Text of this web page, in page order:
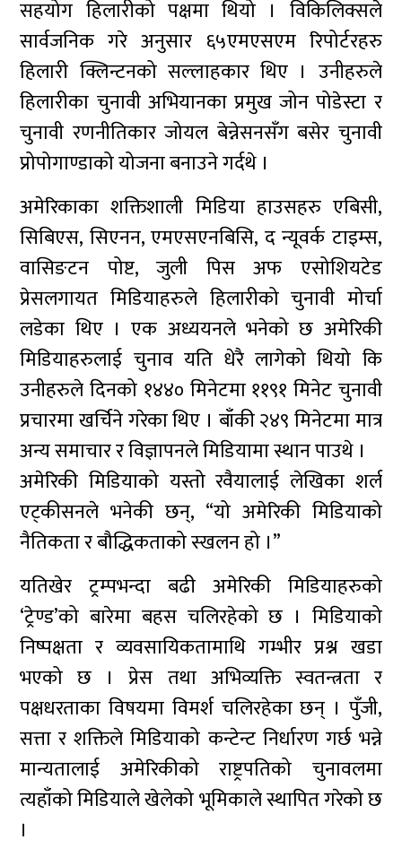
सहयोग हिलारीको पक्षमा थियो । विकिलिक्सले
सार्वजनिक गरे अनुसार ६५एमएसएम रिपोर्टरहरु
हिलारी क्लिन्टनको सल्लाहकार थिए । उनीहरुले
हिलारीका चुनावी अभियानका प्रमुख जोन पोडेस्टा र
चुनावी रणनीतिकार जोयल बेन्नेसनसँग बसेर चुनावी
प्रोपोगाण्डाको योजना बनाउने गर्दथे ।
अमेरिकाका शक्तिशाली मिडिया हाउसहरु एबिसी,
सिबिएस, सिएनन, एमएसएनबिसि, द न्यूवर्क टाइम्स,
वासिङटन पोष्ट, जुली पिस अफ एसोशियटेड
प्रेसलगायत मिडियाहरुले हिलारीको चुनावी मोर्चा
लडेका थिए । एक अध्ययनले भनेको छ अमेरिकी
मिडियाहरुलाई चुनाव यति धेरै लागेको थियो कि
उनीहरुले दिनको १४४० मिनेटमा ११९१ मिनेट चुनावी
प्रचारमा खर्चिने गरेका थिए । बाँकी २४९ मिनेटमा मात्र
अन्य समाचार र विज्ञापनले मिडियामा स्थान पाउथे ।
अमेरिकी मिडियाको यस्तो रवैयालाई लेखिका शर्ल
एट्कीसनले भनेकी छन्, “यो अमेरिकी मिडियाको
नैतिकता र बौद्धिकताको स्खलन हो ।”
यतिखेर ट्रम्पभन्दा बढी अमेरिकी मिडियाहरुको
‘ट्रेण्ड’को बारेमा बहस चलिरहेको छ । मिडियाको
निष्पक्षता र व्यवसायिकतामाथि गम्भीर प्रश्न खडा
भएको छ । प्रेस तथा अभिव्यक्ति स्वतन्त्रता र
पक्षधरताका विषयमा विमर्श चलिरहेका छन् । पुँजी,
सत्ता र शक्तिले मिडियाको कन्टेन्ट निर्धारण गर्छ भन्ने
मान्यतालाई अमेरिकीको राष्ट्रपतिको चुनावलमा
त्यहाँको मिडियाले खेलेको भूमिकाले स्थापित गरेको छ
।